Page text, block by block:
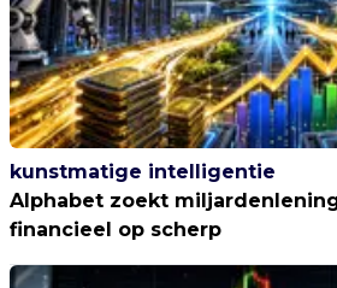
kunstmatige intelligentie
Alphabet zoekt
financieel op scherp